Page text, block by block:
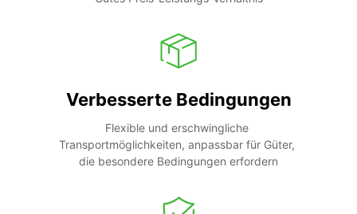
Verbesserte Bedingungen
Flexible und erschwingliche
Transportmöglichkeiten, anpassbar für Güter,
die besondere Bedingungen erfordern